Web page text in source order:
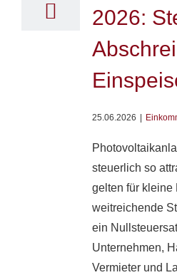
2026:
25.06.2026 |
steuerlich so
gelten für kleine
weitreichende
ein
Unternehmen,
Vermieter und